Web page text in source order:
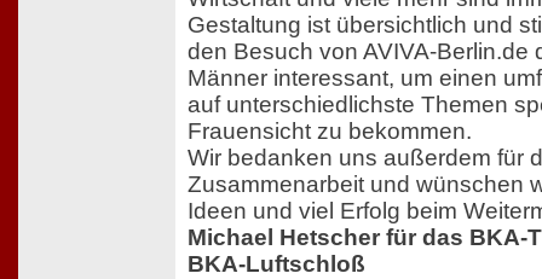
Gestaltung ist übersichtlich und
den Besuch von AVIVA-Berlin.de
Männer interessant, um einen
auf unterschiedlichste Themen
Frauensicht zu bekommen.
Wir bedanken uns außerdem für
Zusammenarbeit und wünschen
Ideen und viel Erfolg beim
Michael Hetscher für das BKA-
BKA-Luftschloß